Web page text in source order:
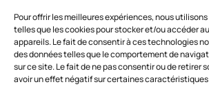
Pour offrir les meilleures expériences, nous
telles que les cookies pour stocker et/ou accéder
appareils. Le fait de consentir à ces technologies
des données telles que le comportement de
sur ce site. Le fait de ne pas consentir ou de retirer
avoir un effet négatif sur certaines
Cavaillon : 04.84.85.88.94
Le Beausset : 04.94.38.22.19